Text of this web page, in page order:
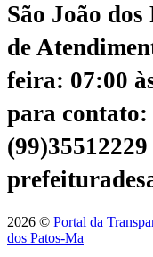
São João
de
feira: 07:00
para contato:
(99)35512229
2026 © Portal da
dos Patos-Ma